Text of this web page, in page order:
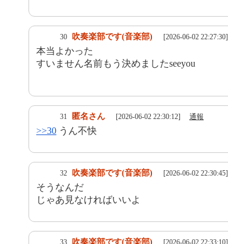
30 吹奏楽部です(音楽部) [2026-06-02 22:27:30]
本当よかった
すいません名前もう決めましたseeyou
31 匿名さん [2026-06-02 22:30:12] 通報
>>30 うん不快
32 吹奏楽部です(音楽部) [2026-06-02 22:30:45]
そうなんだ
じゃあ見なければいいよ
33 吹奏楽部です(音楽部) [2026-06-02 22:33:10]